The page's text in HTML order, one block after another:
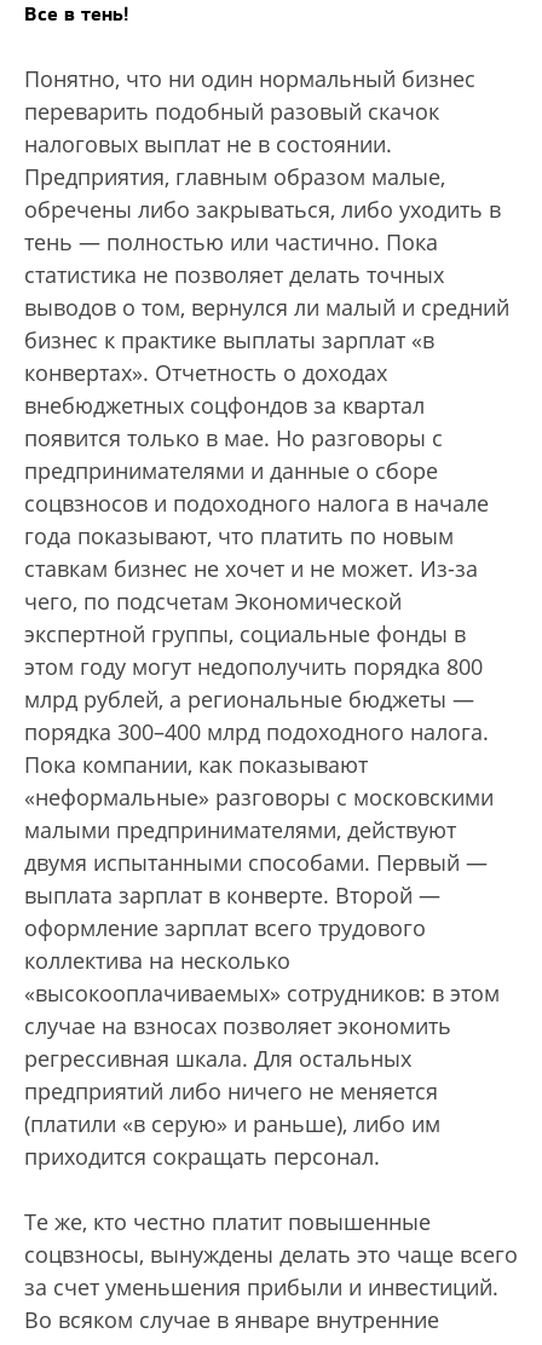
Все в тень!
Понятно, что ни один нормальный бизнес
переварить подобный разовый скачок
налоговых выплат не в состоянии.
Предприятия, главным образом малые,
обречены либо закрываться, либо уходить в
тень — полностью или частично. Пока
статистика не позволяет делать точных
выводов о том, вернулся ли малый и средний
бизнес к практике выплаты зарплат «в
конвертах». Отчетность о доходах
внебюджетных соцфондов за квартал
появится только в мае. Но разговоры с
предпринимателями и данные о сборе
соцвзносов и подоходного налога в начале
года показывают, что платить по новым
ставкам бизнес не хочет и не может. Из-за
чего, по подсчетам Экономической
экспертной группы, социальные фонды в
этом году могут недополучить порядка 800
млрд рублей, а региональные бюджеты —
порядка 300–400 млрд подоходного налога.
Пока компании, как показывают
«неформальные» разговоры с московскими
малыми предпринимателями, действуют
двумя испытанными способами. Первый —
выплата зарплат в конверте. Второй —
оформление зарплат всего трудового
коллектива на несколько
«высокооплачиваемых» сотрудников: в этом
случае на взносах позволяет экономить
регрессивная шкала. Для остальных
предприятий либо ничего не меняется
(платили «в серую» и раньше), либо им
приходится сокращать персонал.
Те же, кто честно платит повышенные
соцвзносы, вынуждены делать это чаще всего
за счет уменьшения прибыли и инвестиций.
Во всяком случае в январе внутренние